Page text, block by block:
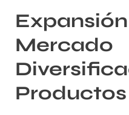
Productos